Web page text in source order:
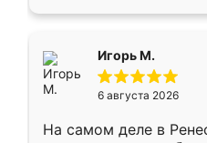
Игорь М.
6 августа 2026
На самом деле в